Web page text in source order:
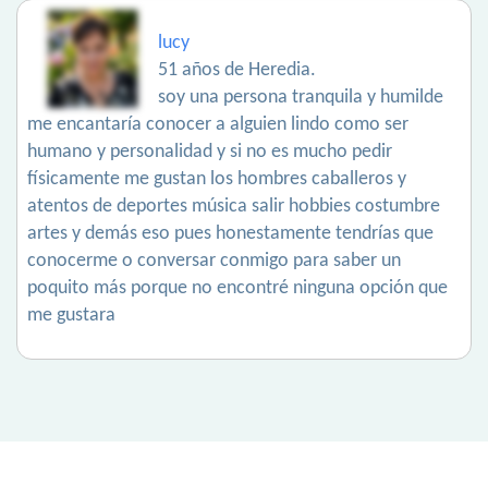
lucy
51 años de Heredia.
soy una persona tranquila y humilde
me encantaría conocer a alguien lindo como ser
humano y personalidad y si no es mucho pedir
físicamente me gustan los hombres caballeros y
atentos de deportes música salir hobbies costumbre
artes y demás eso pues honestamente tendrías que
conocerme o conversar conmigo para saber un
poquito más porque no encontré ninguna opción que
me gustara